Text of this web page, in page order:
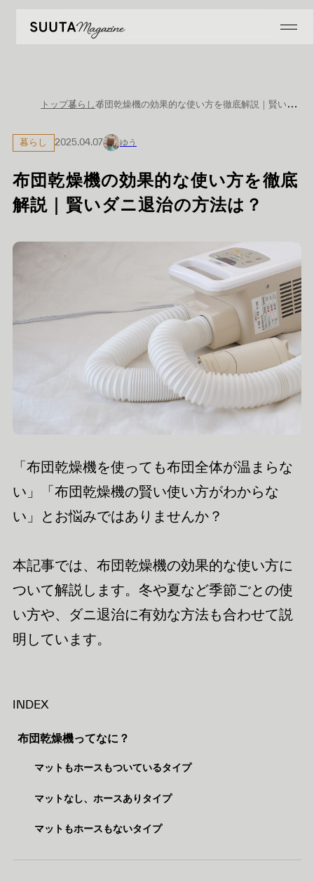
トップ暮らし 布団乾燥機の効果的な使い方を徹底解説｜賢いダニ退治の方法は？
暮らし 2025.04.07 ゆう
布団乾燥機の効果的な使い方を徹底
解説｜賢いダニ退治の方法は？
「布団乾燥機を使っても布団全体が温まらな
い」「布団乾燥機の賢い使い方がわからな
い」とお悩みではありませんか？
本記事では、布団乾燥機の効果的な使い方に
ついて解説します。冬や夏など季節ごとの使
い方や、ダニ退治に有効な方法も合わせて説
明しています。
INDEX
布団乾燥機ってなに？
マットもホースもついているタイプ
マットなし、ホースありタイプ
マットもホースもないタイプ